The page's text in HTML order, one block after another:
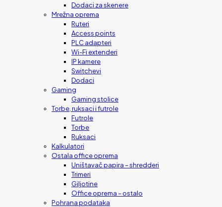
Dodaci za skenere
Mrežna oprema
Ruteri
Access points
PLC adapteri
Wi-Fi extenderi
IP kamere
Switchevi
Dodaci
Gaming
Gaming stolice
Torbe, ruksaci i futrole
Futrole
Torbe
Ruksaci
Kalkulatori
Ostala office oprema
Uništavač papira – shredderi
Trimeri
Giljotine
Office oprema – ostalo
Pohrana podataka